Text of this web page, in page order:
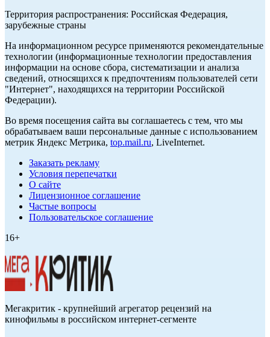
Территория распространения: Российская Федерация,
зарубежные страны
На информационном ресурсе применяются рекомендательные
технологии (информационные технологии предоставления
информации на основе сбора, систематизации и анализа
сведений, относящихся к предпочтениям пользователей сети
"Интернет", находящихся на территории Российской
Федерации).
Во время посещения сайта вы соглашаетесь с тем, что мы
обрабатываем ваши персональные данные с использованием
метрик Яндекс Метрика, top.mail.ru, LiveInternet.
Заказать рекламу
Условия перепечатки
О сайте
Лицензионное соглашение
Частые вопросы
Пользовательское соглашение
16+
Мегакритик - крупнейший агрегатор рецензий на
кинофильмы в российском интернет-сегменте